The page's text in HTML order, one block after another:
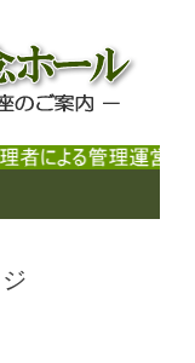
ホール